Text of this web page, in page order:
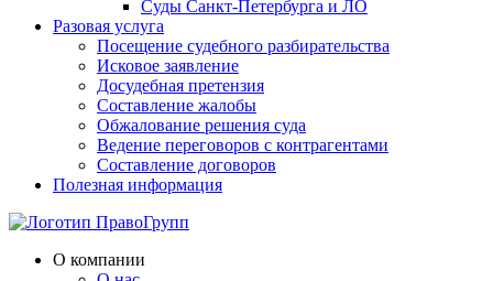
Суды Санкт-Петербурга и ЛО
Разовая услуга
Посещение судебного разбирательства
Исковое заявление
Досудебная претензия
Составление жалобы
Обжалование решения суда
Ведение переговоров с контрагентами
Составление договоров
Полезная информация
О компании